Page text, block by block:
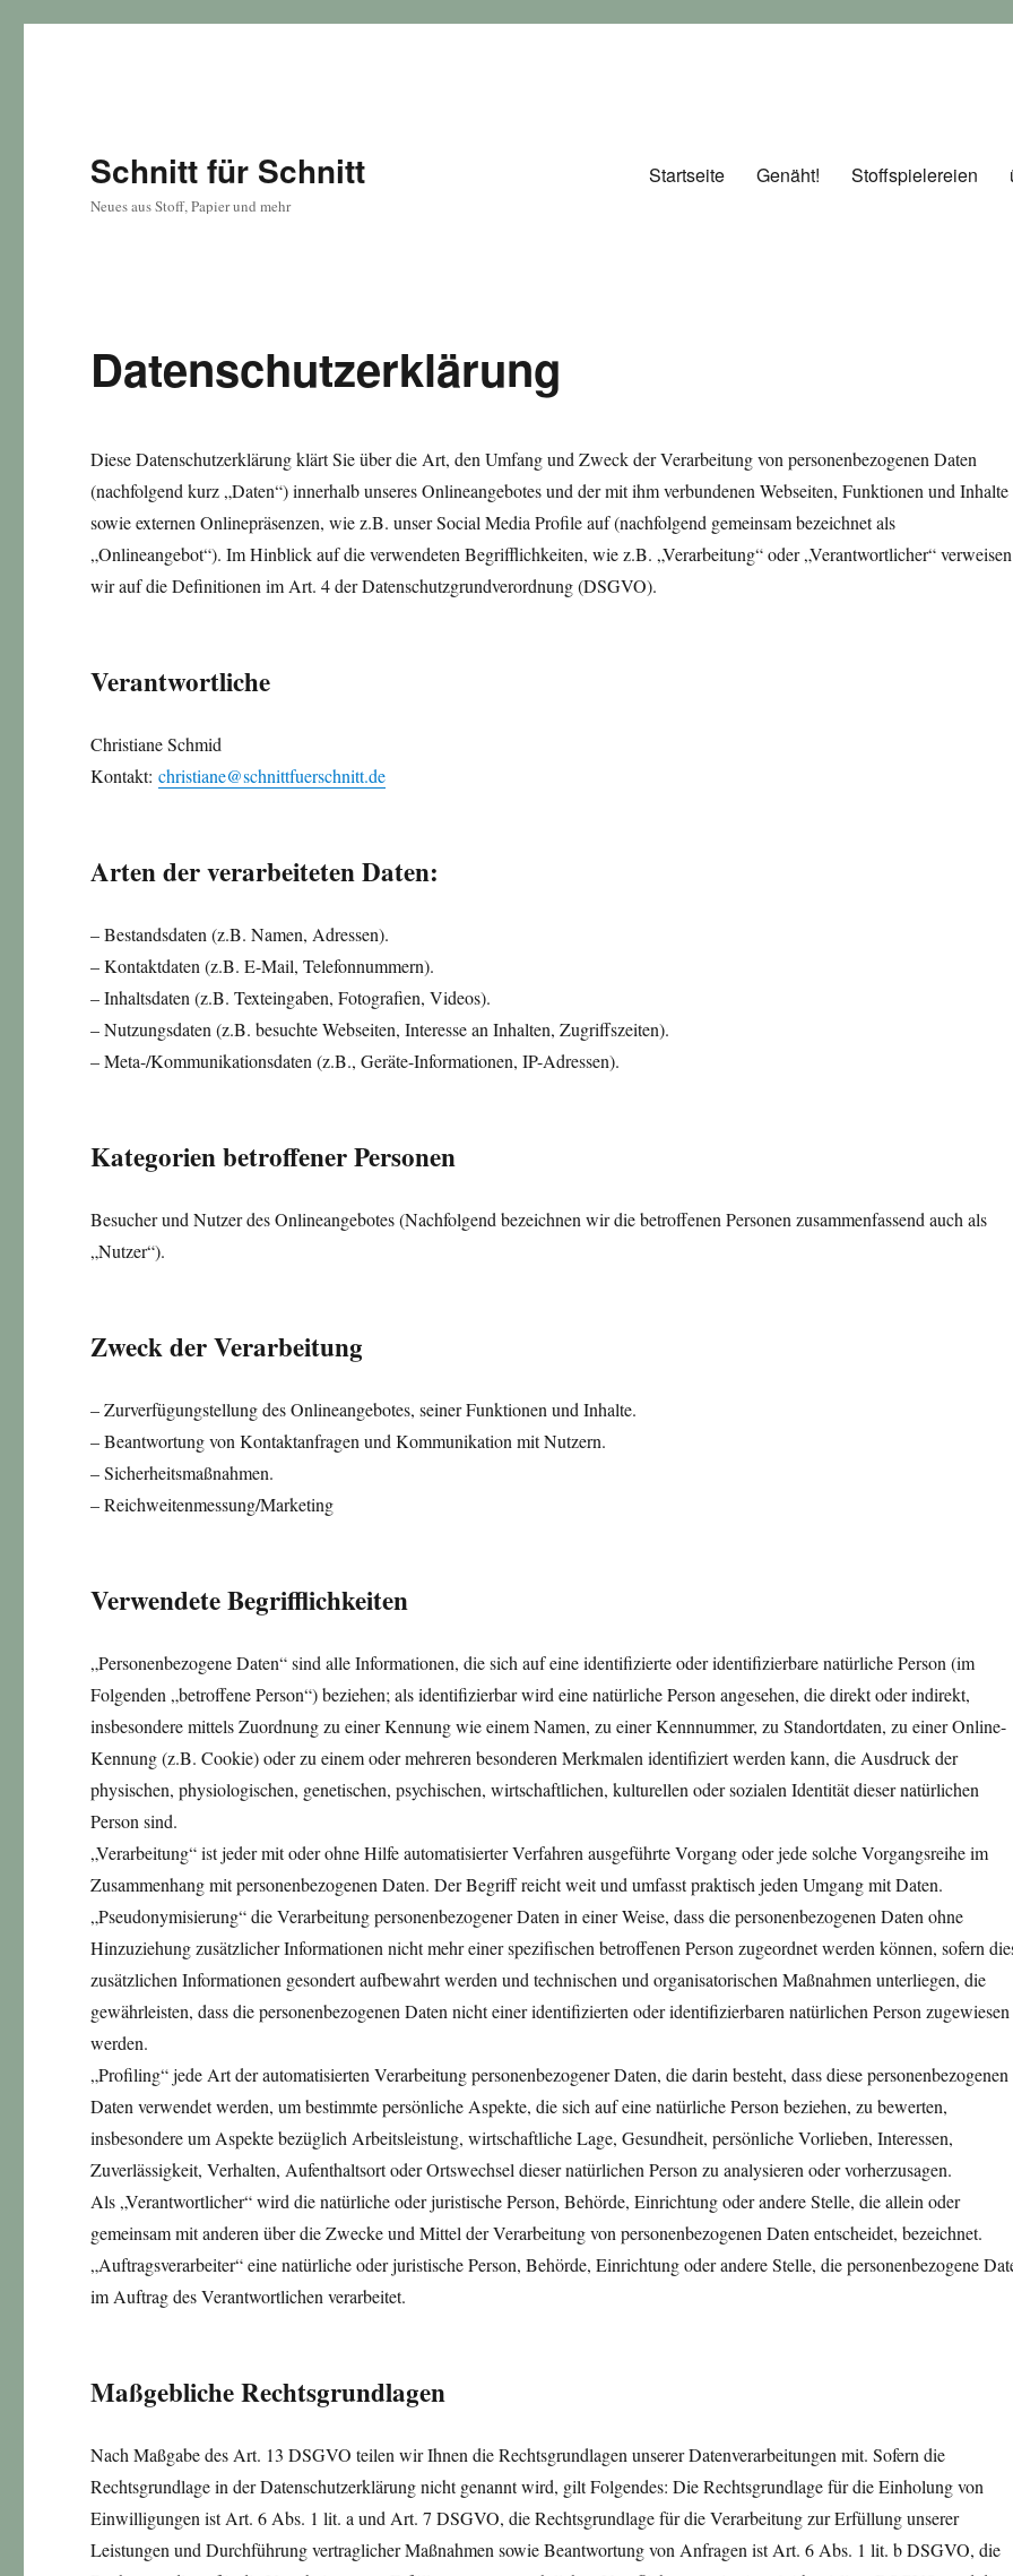
Schnitt für Schnitt
Neues aus Stoff, Papier und mehr
Startseite Genäht! Stoffspielereien
Datenschutzerklärung
Diese Datenschutzerklärung klärt Sie über die Art, den Umfang und Zweck der Verarbeitung von personenbezogenen Daten
(nachfolgend kurz „Daten“) innerhalb unseres Onlineangebotes und der mit ihm verbundenen Webseiten, Funktionen und Inhalte
sowie externen Onlinepräsenzen, wie z.B. unser Social Media Profile auf (nachfolgend gemeinsam bezeichnet als
„Onlineangebot“). Im Hinblick auf die verwendeten Begrifflichkeiten, wie z.B. „Verarbeitung“ oder „Verantwortlicher“ verweisen
wir auf die Definitionen im Art. 4 der Datenschutzgrundverordnung (DSGVO).
Verantwortliche
Christiane Schmid
Kontakt:christiane@schnittfuerschnitt.de
Arten der verarbeiteten Daten:
– Bestandsdaten (z.B. Namen, Adressen).
– Kontaktdaten (z.B. E-Mail, Telefonnummern).
– Inhaltsdaten (z.B. Texteingaben, Fotografien, Videos).
– Nutzungsdaten (z.B. besuchte Webseiten, Interesse an Inhalten, Zugriffszeiten).
– Meta-/Kommunikationsdaten (z.B., Geräte-Informationen, IP-Adressen).
Kategorien betroffener Personen
Besucher und Nutzer des Onlineangebotes (Nachfolgend bezeichnen wir die betroffenen Personen zusammenfassend auch als
„Nutzer“).
Zweck der Verarbeitung
– Zurverfügungstellung des Onlineangebotes, seiner Funktionen und Inhalte.
– Beantwortung von Kontaktanfragen und Kommunikation mit Nutzern.
– Sicherheitsmaßnahmen.
– Reichweitenmessung/Marketing
Verwendete Begrifflichkeiten
„Personenbezogene Daten“ sind alle Informationen, die sich auf eine identifizierte oder identifizierbare natürliche Person (im
Folgenden „betroffene Person“) beziehen; als identifizierbar wird eine natürliche Person angesehen, die direkt oder indirekt,
insbesondere mittels Zuordnung zu einer Kennung wie einem Namen, zu einer Kennnummer, zu Standortdaten, zu einer Online-
Kennung (z.B. Cookie) oder zu einem oder mehreren besonderen Merkmalen identifiziert werden kann, die Ausdruck der
physischen, physiologischen, genetischen, psychischen, wirtschaftlichen, kulturellen oder sozialen Identität dieser natürlichen
Person sind.
„Verarbeitung“ ist jeder mit oder ohne Hilfe automatisierter Verfahren ausgeführte Vorgang oder jede solche Vorgangsreihe im
Zusammenhang mit personenbezogenen Daten. Der Begriff reicht weit und umfasst praktisch jeden Umgang mit Daten.
„Pseudonymisierung“ die Verarbeitung personenbezogener Daten in einer Weise, dass die personenbezogenen Daten ohne
Hinzuziehung zusätzlicher Informationen nicht mehr einer spezifischen betroffenen Person zugeordnet werden können, sofern
zusätzlichen Informationen gesondert aufbewahrt werden und technischen und organisatorischen Maßnahmen unterliegen, die
gewährleisten, dass die personenbezogenen Daten nicht einer identifizierten oder identifizierbaren natürlichen Person zugewiesen
werden.
„Profiling“ jede Art der automatisierten Verarbeitung personenbezogener Daten, die darin besteht, dass diese personenbezogenen
Daten verwendet werden, um bestimmte persönliche Aspekte, die sich auf eine natürliche Person beziehen, zu bewerten,
insbesondere um Aspekte bezüglich Arbeitsleistung, wirtschaftliche Lage, Gesundheit, persönliche Vorlieben, Interessen,
Zuverlässigkeit, Verhalten, Aufenthaltsort oder Ortswechsel dieser natürlichen Person zu analysieren oder vorherzusagen.
Als „Verantwortlicher“ wird die natürliche oder juristische Person, Behörde, Einrichtung oder andere Stelle, die allein oder
gemeinsam mit anderen über die Zwecke und Mittel der Verarbeitung von personenbezogenen Daten entscheidet, bezeichnet.
„Auftragsverarbeiter“ eine natürliche oder juristische Person, Behörde, Einrichtung oder andere Stelle, die personenbezogene
im Auftrag des Verantwortlichen verarbeitet.
Maßgebliche Rechtsgrundlagen
Nach Maßgabe des Art. 13 DSGVO teilen wir Ihnen die Rechtsgrundlagen unserer Datenverarbeitungen mit. Sofern die
Rechtsgrundlage in der Datenschutzerklärung nicht genannt wird, gilt Folgendes: Die Rechtsgrundlage für die Einholung von
Einwilligungen ist Art. 6 Abs. 1 lit. a und Art. 7 DSGVO, die Rechtsgrundlage für die Verarbeitung zur Erfüllung unserer
Leistungen und Durchführung vertraglicher Maßnahmen sowie Beantwortung von Anfragen ist Art. 6 Abs. 1 lit. b DSGVO, die